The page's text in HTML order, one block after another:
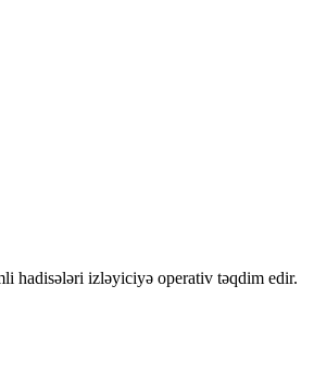
hadisələri izləyiciyə operativ təqdim edir.